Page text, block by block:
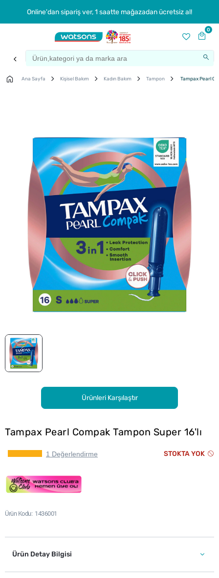
Online'dan sipariş ver, 1 saatte mağazadan ücretsiz al!
0
Ana Sayfa Kişisel Bakım Kadın Bakım Tampon Tampax Pearl
Ürünleri Karşılaştır
Tampax Pearl Compak Tampon Super 16'lı
1 Değerlendirme STOKTA YOK
Ürün Kodu 1436001
Ürün Detay Bilgisi